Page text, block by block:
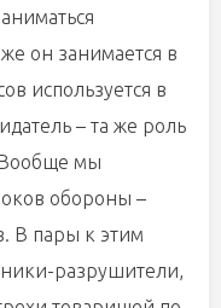
он занимается в
используется в
– та же роль
мы
обороны –
В пары к этим
разрушители,